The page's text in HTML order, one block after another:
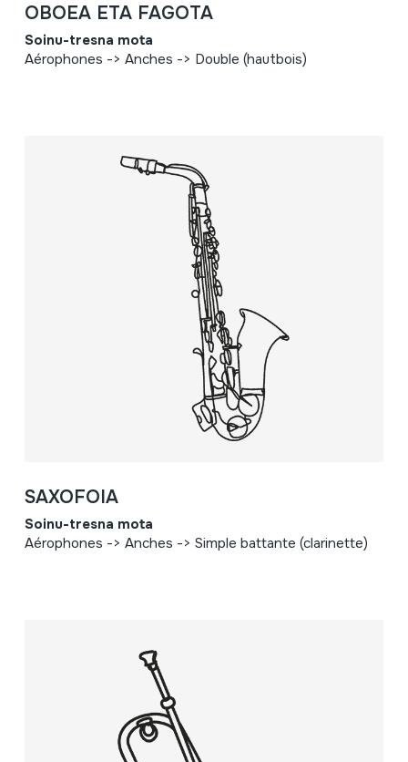
OBOEA ETA FAGOTA
Soinu-tresna mota
Aérophones -> Anches -> Double (hautbois)
SAXOFOIA
Soinu-tresna mota
Aérophones -> Anches -> Simple battante (clarinette)